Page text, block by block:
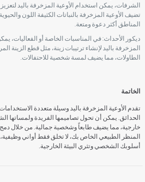
الشرفات، يمكن استخدام الأوعية المزخرفة باليد
تضيف الأوعية المزخرفة بالنباتات الكثيفة اللون
المناطق أكثر دعوة ومتعة.
ديكور الأحداث: في المناسبات الخاصة أو الفعاليات،
المزخرفة باليد لإنشاء ترتيبات زينة، مثل قطع الزينة
الطاولات، مما يضيف لمسة شخصية للاحتفالات.
الخاتمة
تقدم الأوعية المزخرفة باليد وسيلة متعددة
الحدائق. يمكن أن تحول تصاميمها الفريدة ولمساتها
خارجية، مما يضيف طابعاً وشخصية جمالية. من خلال دمج
المنظر الطبيعي الخاص بك، لا تخلق فقط أواني
أسلوبك الشخصي وتثري البيئة الخارجية.